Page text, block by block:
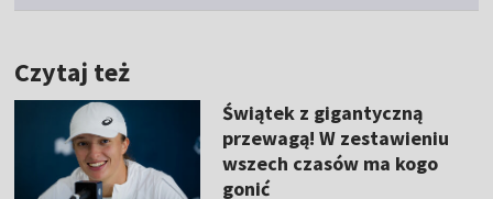
Czytaj też
Świątek z gigantyczną
przewagą! W zestawieniu
wszech czasów ma kogo
gonić